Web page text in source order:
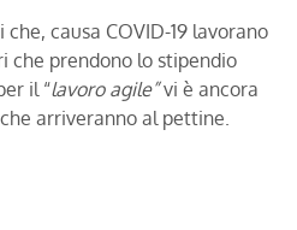
causa COVID-19 lavorano
che prendono lo stipendio
il “lavoro agile”vi è ancora
arriveranno al pettine.